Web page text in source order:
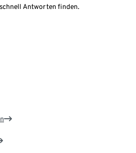
Antworten finden.